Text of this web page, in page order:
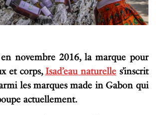
en novembre 2016, la marque pour
et corps, Isad’eau naturelles’inscrit
les marques made in Gabon qui
actuellement.